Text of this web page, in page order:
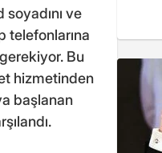
ve
telefonlarına
Bu
hizmetinden
başlanan